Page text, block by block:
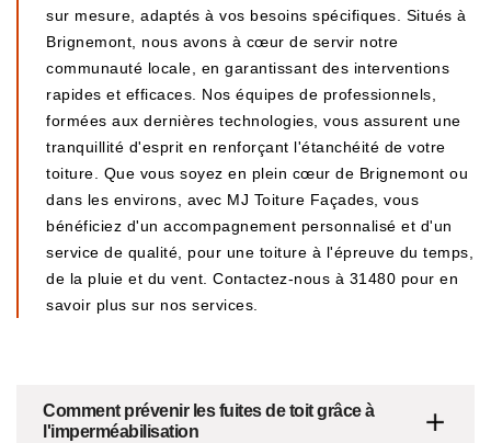
sur mesure, adaptés à vos besoins spécifiques. Situés à
Brignemont, nous avons à cœur de servir notre
communauté locale, en garantissant des interventions
rapides et efficaces. Nos équipes de professionnels,
formées aux dernières technologies, vous assurent une
tranquillité d'esprit en renforçant l'étanchéité de votre
toiture. Que vous soyez en plein cœur de Brignemont ou
dans les environs, avec MJ Toiture Façades, vous
bénéficiez d'un accompagnement personnalisé et d'un
service de qualité, pour une toiture à l'épreuve du temps,
de la pluie et du vent. Contactez-nous à 31480 pour en
savoir plus sur nos services.
Comment prévenir les fuites de toit grâce à
l'imperméabilisation